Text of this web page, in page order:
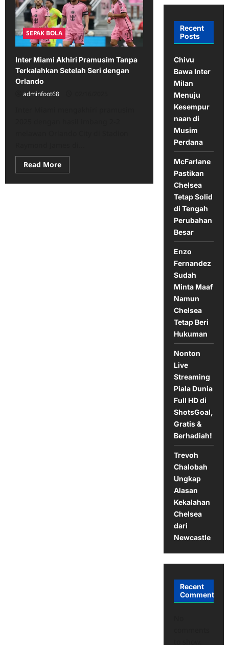
SEPAK BOLA
Inter Miami Akhiri Pramusim Tanpa
Terkalahkan Setelah Seri dengan
Orlando
adminfoot68
Read MoreRead
more
Inter
Recent
Posts
Chivu
Bawa Inter
Milan
Menuju
Kesempur
naan di
Musim
Perdana
McFarlane
Pastikan
Chelsea
Tetap Solid
di Tengah
Perubahan
Besar
Enzo
Fernandez
Sudah
Minta Maaf
Namun
Chelsea
Tetap Beri
Hukuman
Nonton
Live
Streaming
Piala Dunia
Full HD di
ShotsGoal,
Gratis &
Berhadiah!
Trevoh
Chalobah
Ungkap
Alasan
Kekalahan
Chelsea
dari
Newcastle
Recent
Comments